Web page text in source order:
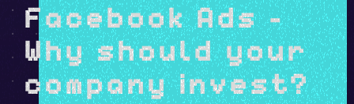
Facebook Ads –
Why should your
company invest?